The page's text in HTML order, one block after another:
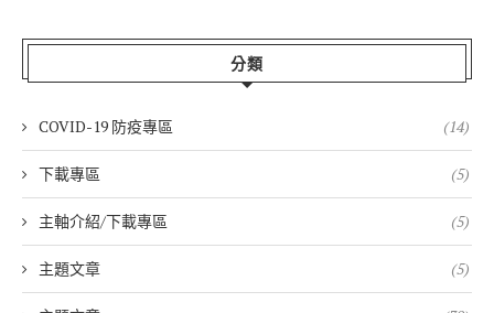
分類
COVID-19 防疫專區 (14)
下載專區 (5)
主軸介紹/下載專區 (5)
主題文章 (5)